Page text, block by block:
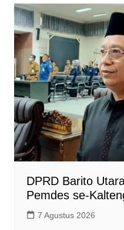
A
p
p
o
o
k
i
n
k
DPRD Barito
Pemdes se-
7 Agustus 2026